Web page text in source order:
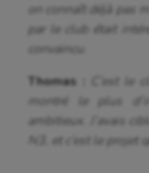
on connaît déjà pas
par le club était
convaincu.
Thomas :
C’est le
montré le plus
ambitieux. J’avais
N3, et c’est le projet